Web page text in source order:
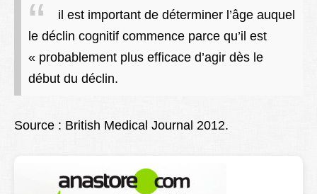
il est important de déterminer l’âge auquel
le déclin cognitif commence parce qu’il est
« probablement plus efficace d’agir dès le
début du déclin.
Source : British Medical Journal 2012.